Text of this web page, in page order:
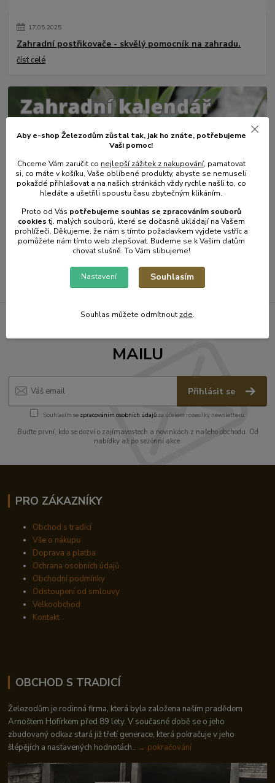
17.05.2025
Zahradní postřikovače - skvělý pomocník na zahradu.
číst celé
01.2025
Zahradní kalendář - únor.
číst celé
Zobrazit všechny články
MAILU
Přihlásit se
Souhlasím se zpracováním osobních údajůza účelem rozesílky newsletteru.
Buďte první, kdo se dozví o zajímavostech a novinkách z našeho obchodu. Od
nabídky až po sezónní akce.
PRO ZÁKAZNÍKY
Obchod s tradicí
Vše o nákupu
Doprava a platba
Ochrana osobních údajů
Obchodní podmínky
Odstoupení od smlouvy
Velkoobchod
Kontakt
OBCHOD S TRADICÍ
Železodům je rodinná firma, která byla založena naším pradědem
Arnoštem Hofírkem před 89 lety. V současné době se o jeho
zbudovaný odkaz stará již třetí generace, která pokračuje v jeho
šlépějích a nastavených hodnotách.. → pokračování
Aby e-shop Železodům zůstal tak, jak ho znáte, potřebujeme
Vaši pomoc!
Chceme Vám zaručit co nejlepší zážitek z nakupování, pamatovat
si, co máte v košíku, Vaše oblíbené produkty, abyste se nemuseli
pokaždé přihlašovat a na našich stránkách vždy rychle našli to, co
hledáte a ušetřili spoustu času zbytečným klikáním.
Proto od Vás potřebujeme souhlas se zpracováním souborů
cookiestj. malých souborů, které se dočasně ukládají na Vašem
prohlížeči. Děkujeme, že nám s tímto požadavkem vyjdete vstříc a
pomůžete nám tímto web zlepšovat. Budeme se k Vašim datům
chovat slušně. To Vám slibujeme!
Nastavení Souhlasím
Souhlas můžete odmítnout zde.